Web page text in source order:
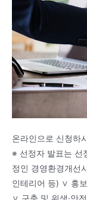
온라인으로 신청하
※ 선정자 발표는 선
정인 경영환경개선
인테리어 등) ∨ 홍